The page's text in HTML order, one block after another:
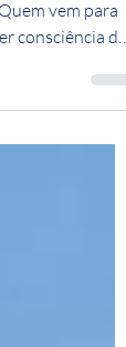
vem para
consciência de